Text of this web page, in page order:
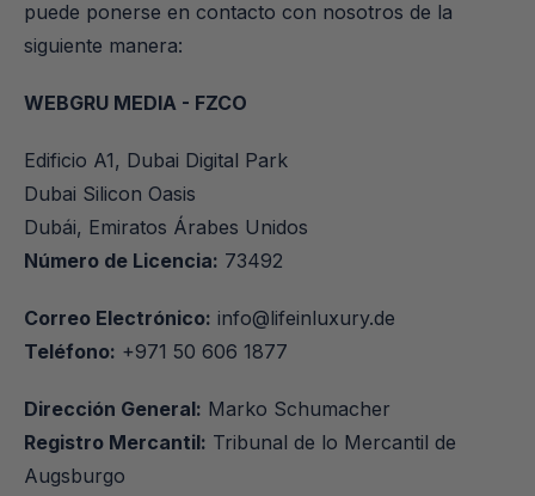
puede ponerse en contacto con nosotros de la
siguiente manera:
WEBGRU MEDIA - FZCO
Edificio A1, Dubai Digital Park
Dubai Silicon Oasis
Dubái, Emiratos Árabes Unidos
Número de Licencia: 73492
Correo Electrónico: info@lifeinluxury.de
Teléfono: +971 50 606 1877
Dirección General: Marko Schumacher
Registro Mercantil: Tribunal de lo Mercantil de
Augsburgo